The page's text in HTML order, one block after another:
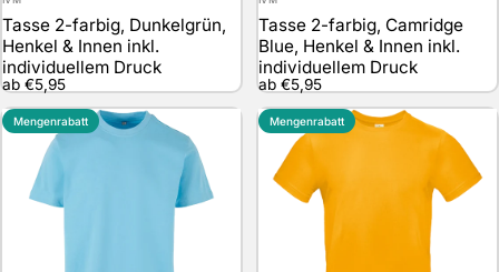
Tasse 2-farbig, Dunkelgrün,
Henkel & Innen inkl.
individuellem Druck
ab €5,95
Tasse 2-farbig, Camridge
Blue, Henkel & Innen inkl.
individuellem Druck
ab €5,95
Mengenrabatt Mengenrabatt